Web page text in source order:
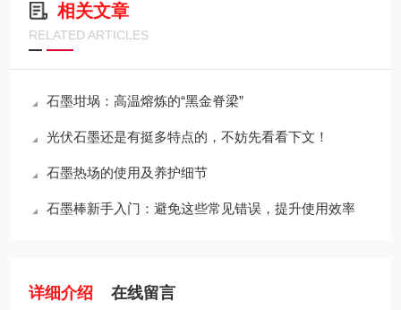
相关文章
RELATED ARTICLES
石墨坩埚：高温熔炼的“黑金脊梁”
光伏石墨还是有挺多特点的，不妨先看看下文！
石墨热场的使用及养护细节
石墨棒新手入门：避免这些常见错误，提升使用效率
详细介绍 在线留言